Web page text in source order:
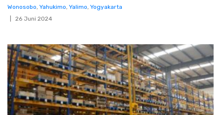
Wonosobo, Yahukimo, Yalimo, Yogyakarta
26 Juni 2024